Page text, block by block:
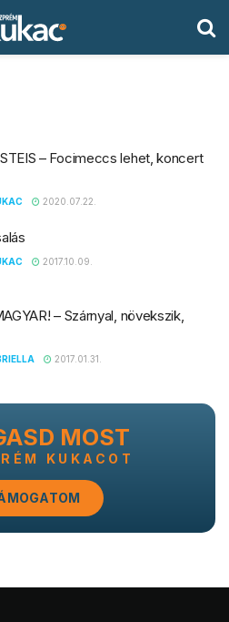
– Focimeccs lehet, koncert
2020.07.22.
2017.10.09.
– Szárnyal, növekszik,
2017.01.31.
MOST
KUKACOT